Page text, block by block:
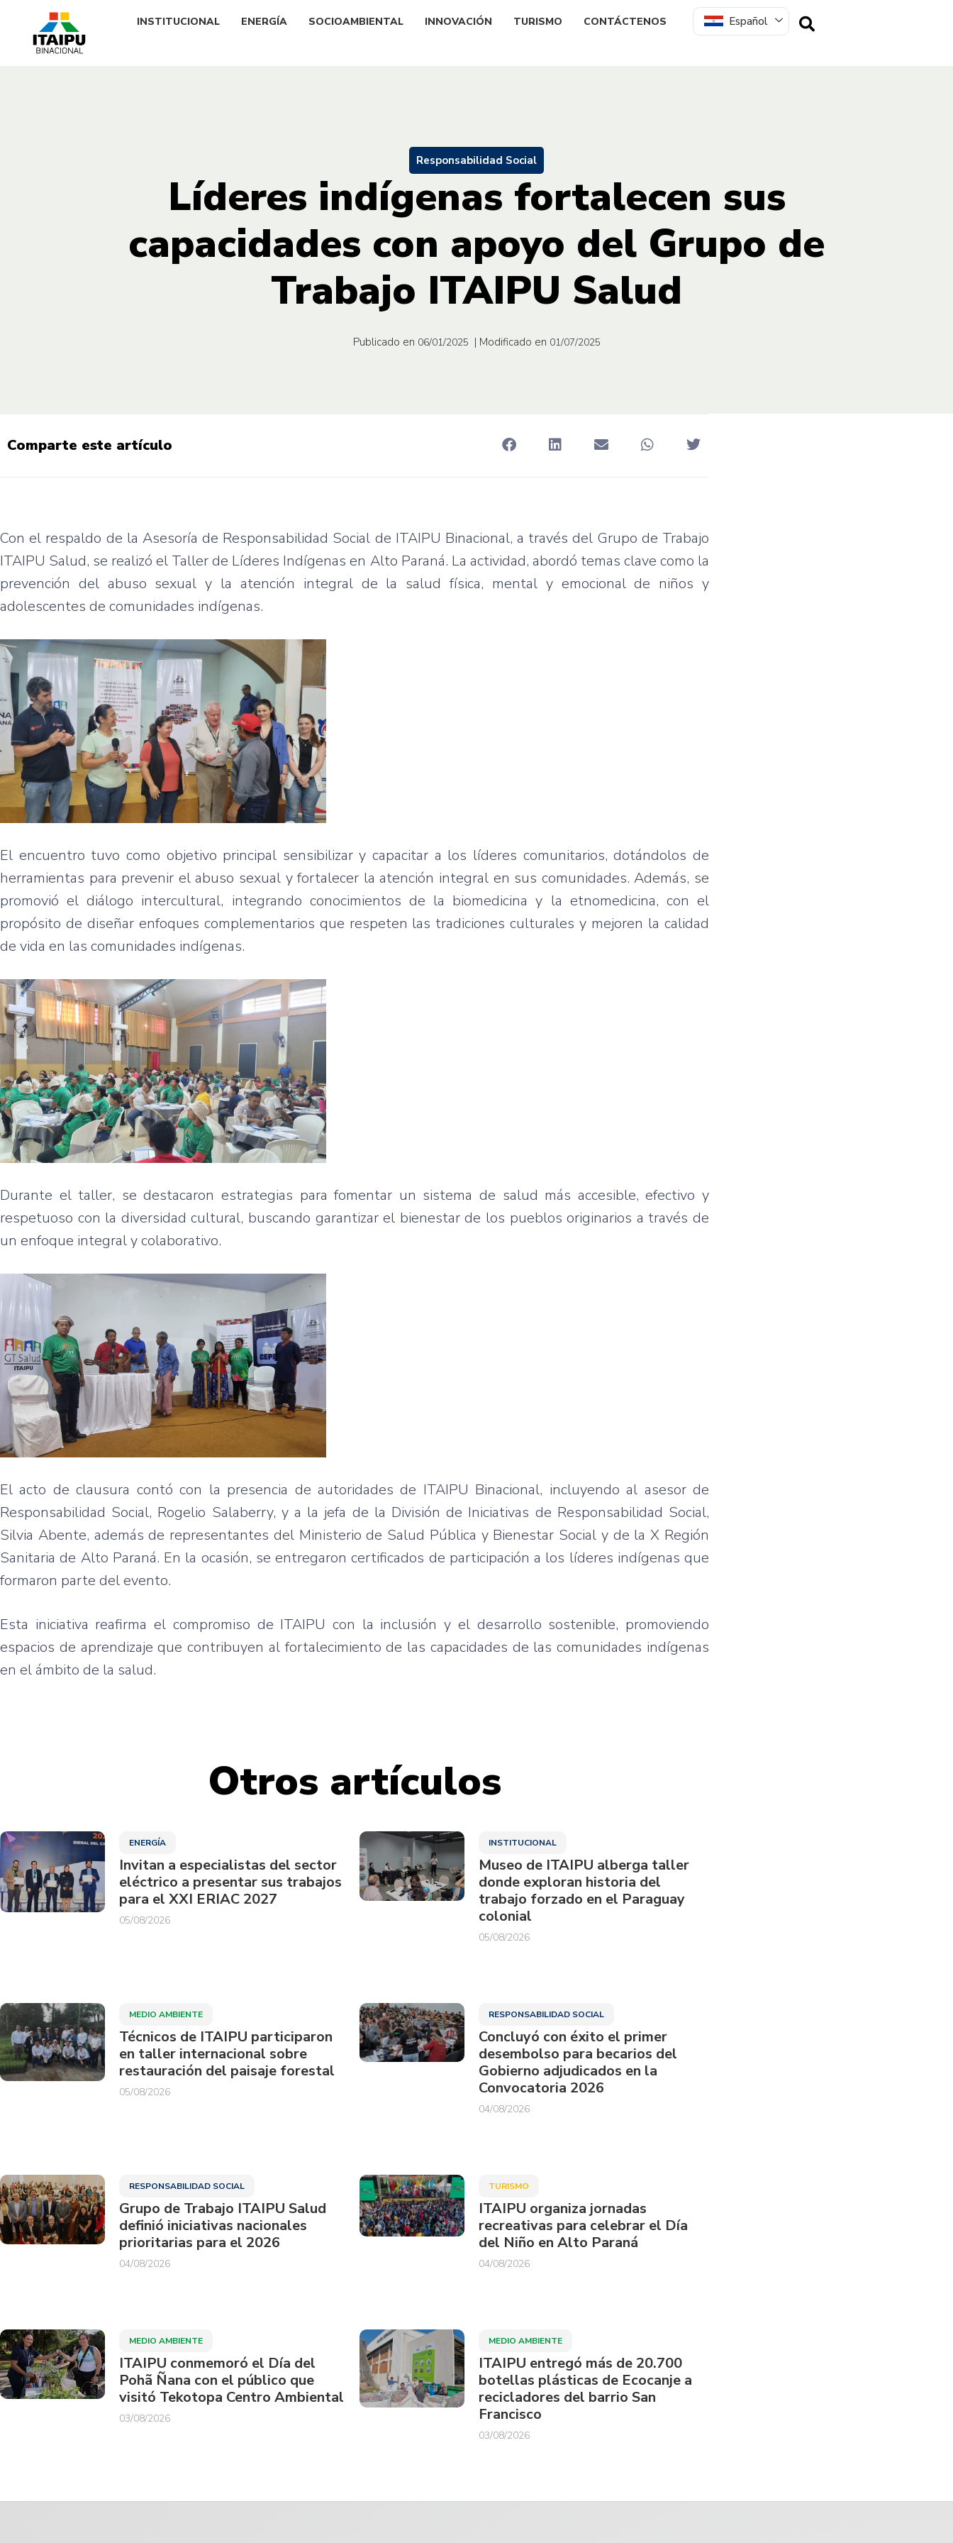
INSTITUCIONAL ENERGÍA SOCIOAMBIENTAL INNOVACIÓN TURISMO CONTÁCTENOS Español
Responsabilidad Social
Líderes indígenas fortalecen sus
capacidades con apoyo del Grupo de
Trabajo ITAIPU Salud
Publicado en 06/01/2025 | Modificado en 01/07/2025
Comparte este artículo
Con el respaldo de la Asesoría de Responsabilidad Social de ITAIPU Binacional, a través del Grupo de Trabajo
ITAIPU Salud, se realizó el Taller de Líderes Indígenas en Alto Paraná. La actividad, abordó temas clave como la
prevención del abuso sexual y la atención integral de la salud física, mental y emocional de niños y
adolescentes de comunidades indígenas.
El encuentro tuvo como objetivo principal sensibilizar y capacitar a los líderes comunitarios, dotándolos de
herramientas para prevenir el abuso sexual y fortalecer la atención integral en sus comunidades. Además, se
promovió el diálogo intercultural, integrando conocimientos de la biomedicina y la etnomedicina, con el
propósito de diseñar enfoques complementarios que respeten las tradiciones culturales y mejoren la calidad
de vida en las comunidades indígenas.
Durante el taller, se destacaron estrategias para fomentar un sistema de salud más accesible, efectivo y
respetuoso con la diversidad cultural, buscando garantizar el bienestar de los pueblos originarios a través de
un enfoque integral y colaborativo.
El acto de clausura contó con la presencia de autoridades de ITAIPU Binacional, incluyendo al asesor de
Responsabilidad Social, Rogelio Salaberry, y a la jefa de la División de Iniciativas de Responsabilidad Social,
Silvia Abente, además de representantes del Ministerio de Salud Pública y Bienestar Social y de la X Región
Sanitaria de Alto Paraná. En la ocasión, se entregaron certificados de participación a los líderes indígenas que
formaron parte del evento.
Esta iniciativa reafirma el compromiso de ITAIPU con la inclusión y el desarrollo sostenible, promoviendo
espacios de aprendizaje que contribuyen al fortalecimiento de las capacidades de las comunidades indígenas
en el ámbito de la salud.
Otros artículos
ENERGÍA
Invitan a especialistas del sector
eléctrico a presentar sus trabajos
para el XXI ERIAC 2027
05/08/2026
INSTITUCIONAL
Museo de ITAIPU alberga taller
donde exploran historia del
trabajo forzado en el Paraguay
colonial
05/08/2026
MEDIO AMBIENTE
Técnicos de ITAIPU participaron
en taller internacional sobre
restauración del paisaje forestal
05/08/2026
RESPONSABILIDAD SOCIAL
Concluyó con éxito el primer
desembolso para becarios del
Gobierno adjudicados en la
Convocatoria 2026
04/08/2026
RESPONSABILIDAD SOCIAL
Grupo de Trabajo ITAIPU Salud
definió iniciativas nacionales
prioritarias para el 2026
04/08/2026
TURISMO
ITAIPU organiza jornadas
recreativas para celebrar el Día
del Niño en Alto Paraná
04/08/2026
MEDIO AMBIENTE
ITAIPU conmemoró el Día del
Pohã Ñana con el público que
visitó Tekotopa Centro Ambiental
03/08/2026
MEDIO AMBIENTE
ITAIPU entregó más de 20.700
botellas plásticas de Ecocanje a
recicladores del barrio San
Francisco
03/08/2026